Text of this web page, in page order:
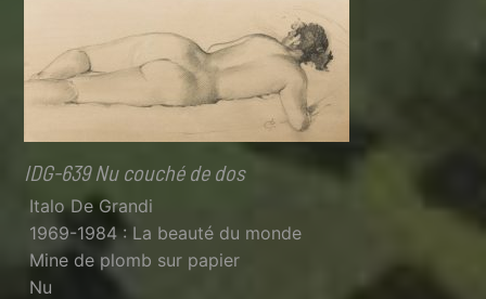
IDG-639 Nu couché de dos
Italo De Grandi
1969-1984 : La beauté du monde
Mine de plomb sur papier
Nu